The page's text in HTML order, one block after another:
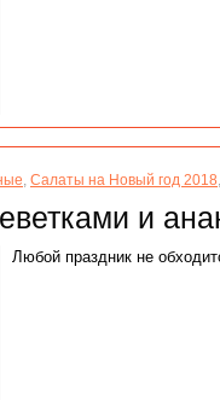
Салаты на Новый год 2018
и
Любой праздник не